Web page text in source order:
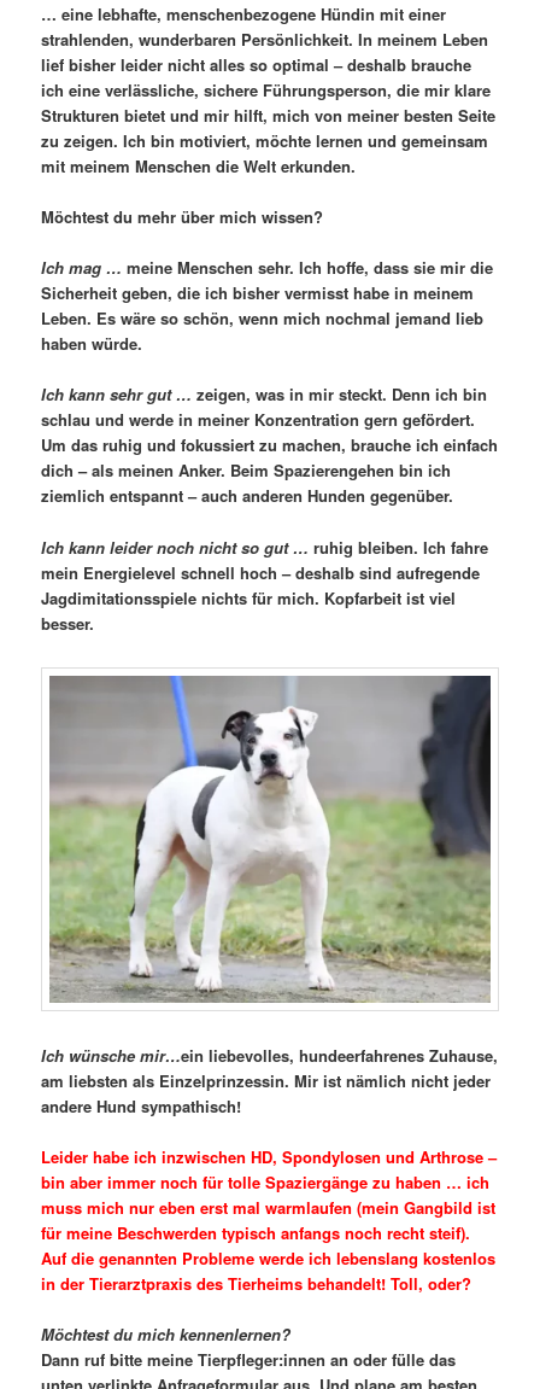
… eine lebhafte, menschenbezogene Hündin mit einer
strahlenden, wunderbaren Persönlichkeit. In meinem Leben
lief bisher leider nicht alles so optimal – deshalb brauche
ich eine verlässliche, sichere Führungsperson, die mir klare
Strukturen bietet und mir hilft, mich von meiner besten Seite
zu zeigen. Ich bin motiviert, möchte lernen und gemeinsam
mit meinem Menschen die Welt erkunden.
Möchtest du mehr über mich wissen?
Ich mag … meine Menschen sehr. Ich hoffe, dass sie mir die
Sicherheit geben, die ich bisher vermisst habe in meinem
Leben. Es wäre so schön, wenn mich nochmal jemand lieb
haben würde.
Ich kann sehr gut … zeigen, was in mir steckt. Denn ich bin
schlau und werde in meiner Konzentration gern gefördert.
Um das ruhig und fokussiert zu machen, brauche ich einfach
dich – als meinen Anker. Beim Spazierengehen bin ich
ziemlich entspannt – auch anderen Hunden gegenüber.
Ich kann leider noch nicht so gut …ruhig bleiben. Ich fahre
mein Energielevel schnell hoch – deshalb sind aufregende
Jagdimitationsspiele nichts für mich. Kopfarbeit ist viel
besser.
Ich wünsche mir…ein liebevolles, hundeerfahrenes Zuhause,
am liebsten als Einzelprinzessin. Mir ist nämlich nicht jeder
andere Hund sympathisch!
Leider habe ich inzwischen HD, Spondylosen und Arthrose –
bin aber immer noch für tolle Spaziergänge zu haben … ich
muss mich nur eben erst mal warmlaufen (mein Gangbild ist
für meine Beschwerden typisch anfangs noch recht steif).
Auf die genannten Probleme werde ich lebenslang kostenlos
in der Tierarztpraxis des Tierheims behandelt! Toll, oder?
Möchtest du mich kennenlernen?
Dann ruf bitte meine Tierpfleger:innen an oder fülle das